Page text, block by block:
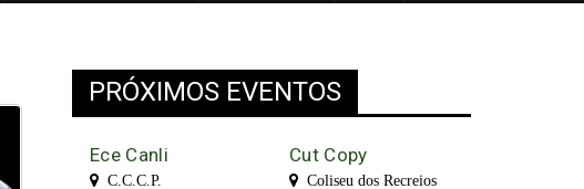
PRÓXIMOS EVENTOS
Ece Canli
C.C.C.P.
Cut Copy
Coliseu dos Recreios